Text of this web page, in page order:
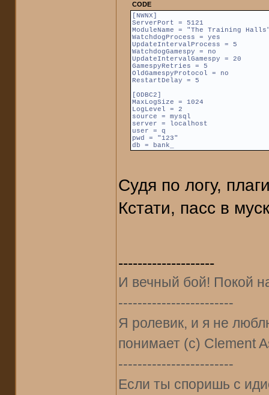
CODE
[NWNX]
ServerPort = 5121
ModuleName = "The Training
WatchdogProcess = yes
UpdateIntervalProcess = 5
WatchdogGamespy = no
UpdateIntervalGamespy = 20
GamespyRetries = 5
OldGamespyProtocol = no
RestartDelay = 5
[ODBC2]
MaxLogSize = 1024
LogLevel = 2
source = mysql
server = localhost
user = q
pwd = "123"
db = bank_
Судя по логу,
Кстати, пасс в
--------------------
И вечный бой! Покой
------------------------
Я ролевик, и я не
понимает (с) Clement
------------------------
Если ты споришь с